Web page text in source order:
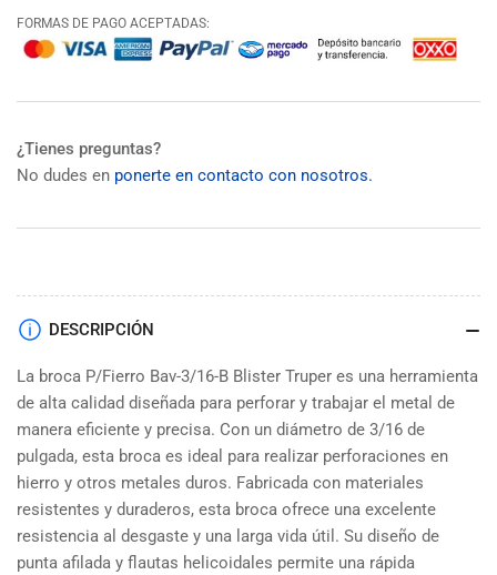
FORMAS DE PAGO ACEPTADAS:
¿Tienes preguntas?
No dudes en ponerte en contacto con nosotros.
DESCRIPCIÓN
La broca P/Fierro Bav-3/16-B Blister Truper es una herramienta
de alta calidad diseñada para perforar y trabajar el metal de
manera eficiente y precisa. Con un diámetro de 3/16 de
pulgada, esta broca es ideal para realizar perforaciones en
hierro y otros metales duros. Fabricada con materiales
resistentes y duraderos, esta broca ofrece una excelente
resistencia al desgaste y una larga vida útil. Su diseño de
punta afilada y flautas helicoidales permite una rápida